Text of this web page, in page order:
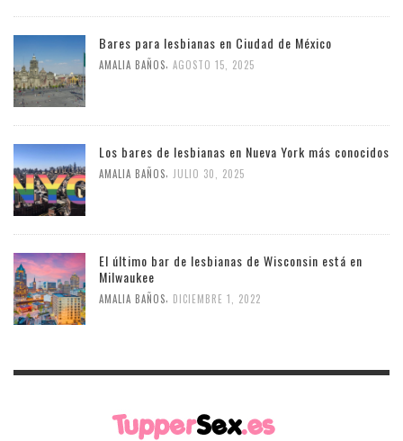
Bares para lesbianas en Ciudad de México
AMALIA BAÑOS AGOSTO 15, 2025
Los bares de lesbianas en Nueva York más conocidos
AMALIA BAÑOS JULIO 30, 2025
El último bar de lesbianas de Wisconsin está en
Milwaukee
AMALIA BAÑOS DICIEMBRE 1, 2022